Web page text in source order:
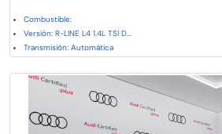
Combustible:
Versión: R-LINE L4 1.4L TSI D...
Transmisión: Automática